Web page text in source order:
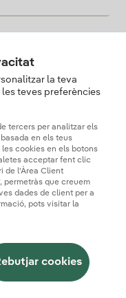
de cookies
Accessibilitat
IAIberdrola.com
S.A.U.
la teva
teves preferències
tercers per analitzar els
en els teus
cookies en els botons
acceptar fent clic
de l'Àrea Client
permetràs que creuem
dades de client per a
pots visitar la
cookies